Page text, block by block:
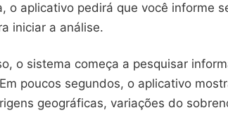
o aplicativo pedirá que você informe
iniciar a análise.
o sistema começa a pesquisar
poucos segundos, o aplicativo
geográficas, variações do